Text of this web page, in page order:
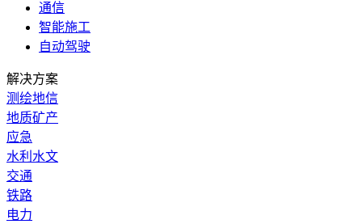
通信
智能施工
自动驾驶
解决方案
测绘地信
地质矿产
应急
水利水文
交通
铁路
电力